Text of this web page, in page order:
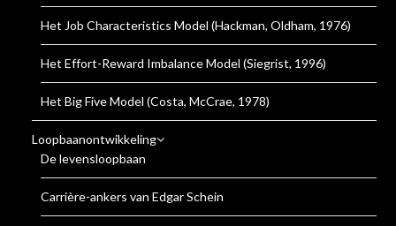
Het Job Characteristics Model (Hackman, Oldham, 1976)
Het Effort-Reward Imbalance Model (Siegrist, 1996)
Het Big Five Model (Costa, McCrae, 1978)
Loopbaanontwikkeling
De levensloopbaan
Carrière-ankers van Edgar Schein